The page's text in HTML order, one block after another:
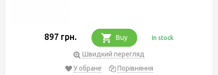
897 грн. Buy In stock
Швидкий перегляд
У обране
Порівняння